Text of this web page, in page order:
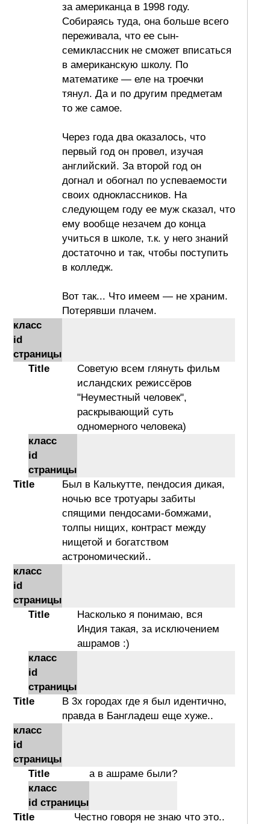
за американца в 1998 году.
Собираясь туда, она больше всего
переживала, что ее сын-
семиклассник не сможет вписаться
в американскую школу. По
математике — еле на троечки
тянул. Да и по другим предметам
то же самое.
Через года два оказалось, что
первый год он провел, изучая
английский. За второй год он
догнал и обогнал по успеваемости
своих одноклассников. На
следующем году ее муж сказал, что
ему вообще незачем до конца
учиться в школе, т.к. у него знаний
достаточно и так, чтобы поступить
в колледж.
Вот так... Что имеем — не храним.
Потерявши плачем.
класс
id
страницы
Title
Советую всем глянуть фильм
исландских режиссёров
"Неуместный человек",
раскрывающий суть
одномерного человека)
класс
id
страницы
Title
Был в Калькутте, пендосия дикая,
ночью все тротуары забиты
спящими пендосами-бомжами,
толпы нищих, контраст между
нищетой и богатством
астрономический..
класс
id
страницы
Title
Насколько я понимаю, вся
Индия такая, за исключением
ашрамов :)
класс
id
страницы
Title
В 3х городах где я был идентично,
правда в Бангладеш еще хуже..
класс
id
страницы
Title
а в ашраме были?
класс
id страницы
Title
Честно говоря не знаю что это..